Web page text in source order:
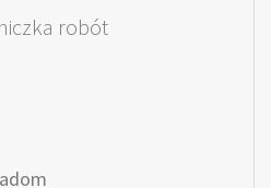
robót